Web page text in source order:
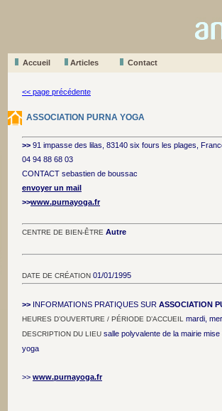
Accueil Articles Contact
<< page précédente
ASSOCIATION PURNA YOGA
>> 91 impasse des lilas, 83140 six fours les plages,
04 94 88 68 03
CONTACT sebastien de boussac
envoyer un mail
>>www.purnayoga.fr
CENTRE DE BIEN-ÊTRE Autre
DATE DE CRÉATION 01/01/1995
>> INFORMATIONS PRATIQUES SUR ASSOCIATION
HEURES D’OUVERTURE / PÉRIODE D’ACCUEIL mardi,
DESCRIPTION DU LIEU salle polyvalente de la mairie
yoga
>> www.purnayoga.fr